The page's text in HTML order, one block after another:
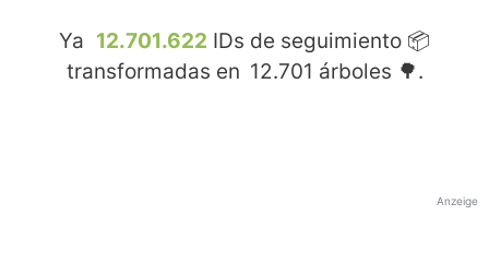
Ya 12.701.622 IDs de seguimiento 📦
transformadas en 12.701 árboles 🌳.
Anzeige